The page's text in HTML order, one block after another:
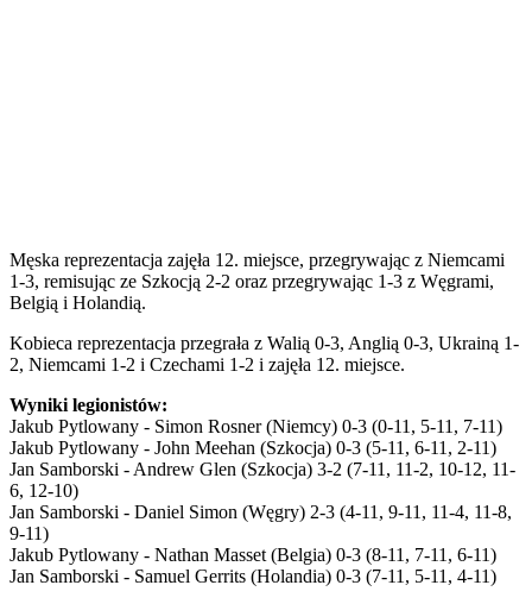
Męska reprezentacja zajęła 12. miejsce, przegrywając z Niemcami
1-3, remisując ze Szkocją 2-2 oraz przegrywając 1-3 z Węgrami,
Belgią i Holandią.
Kobieca reprezentacja przegrała z Walią 0-3, Anglią 0-3, Ukrainą 1-
2, Niemcami 1-2 i Czechami 1-2 i zajęła 12. miejsce.
Wyniki legionistów:
Jakub Pytlowany - Simon Rosner (Niemcy) 0-3 (0-11, 5-11, 7-11)
Jakub Pytlowany - John Meehan (Szkocja) 0-3 (5-11, 6-11, 2-11)
Jan Samborski - Andrew Glen (Szkocja) 3-2 (7-11, 11-2, 10-12, 11-
6, 12-10)
Jan Samborski - Daniel Simon (Węgry) 2-3 (4-11, 9-11, 11-4, 11-8,
9-11)
Jakub Pytlowany - Nathan Masset (Belgia) 0-3 (8-11, 7-11, 6-11)
Jan Samborski - Samuel Gerrits (Holandia) 0-3 (7-11, 5-11, 4-11)